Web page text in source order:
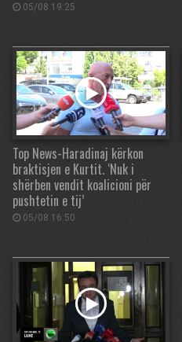
05/08 19:25
Top News-Haradinaj kërkon
braktisjen e Kurtit. ‘Nuk i
shërben vendit koalicioni për
pushtetin e tij’
05/08 16:50